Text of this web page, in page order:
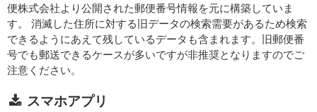
便株式会社より公開された郵便番号情報を元に構築していま
す。 消滅した住所に対する旧データの検索需要があるため検索
できるようにあえて残しているデータも含まれます。旧郵便番
号でも郵送できるケースが多いですが非推奨となりますのでご
注意ください。
スマホアプリ